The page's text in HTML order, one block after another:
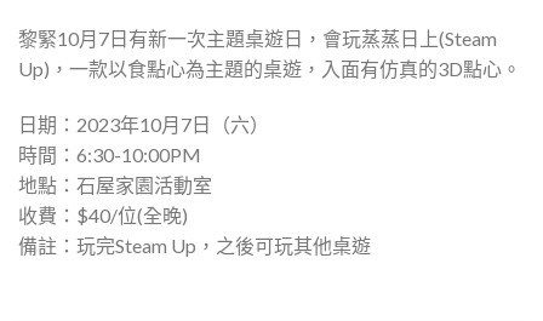
黎緊10月7日有新一次主題桌遊日，會玩蒸蒸日上(Steam
Up)，一款以食點心為主題的桌遊，入面有仿真的3D點心。
日期：2023年10月7日（六）
時間：6:30-10:00PM
地點：石屋家園活動室
收費：$40/位(全晚)
備註：玩完Steam Up，之後可玩其他桌遊